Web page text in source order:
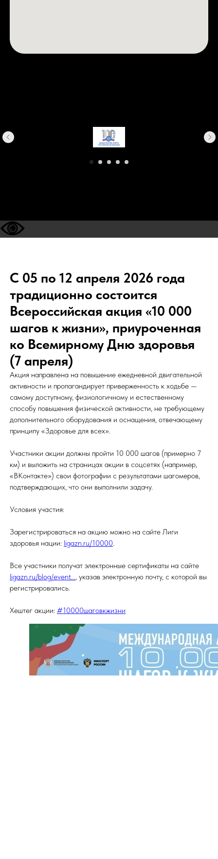
С 05 по 12 апреля 2026 года
традиционно состоится
Всероссийская акция «10 000
шагов к жизни», приуроченная
ко Всемирному Дню здоровья
(7 апреля)
Акция направлена на повышение ежедневной двигательной
активности и пропагандирует приверженность к ходьбе —
самому доступному, физиологичному и естественному
способу повышения физической активности, не требующему
дополнительного оборудования и оснащения, отвечающему
принципу «Здоровье для всех».
Участники акции должны пройти 10 000 шагов (примерно 7
км) и выложить на страницах акции в соцсетях (например,
«ВКонтакте») свои фотографии с результатами шагомеров,
подтверждающих, что они выполнили задачу.
Условия участия:
Зарегистрироваться на акцию можно на сайте Лиги
здоровья нации: ligazn.ru/10000.
Все участники получат электронные сертификаты на сайте
ligazn.ru/blog/event..., указав электронную почту, с которой вы
регистрировались.
Хештег акции: #10000шаговкжизни